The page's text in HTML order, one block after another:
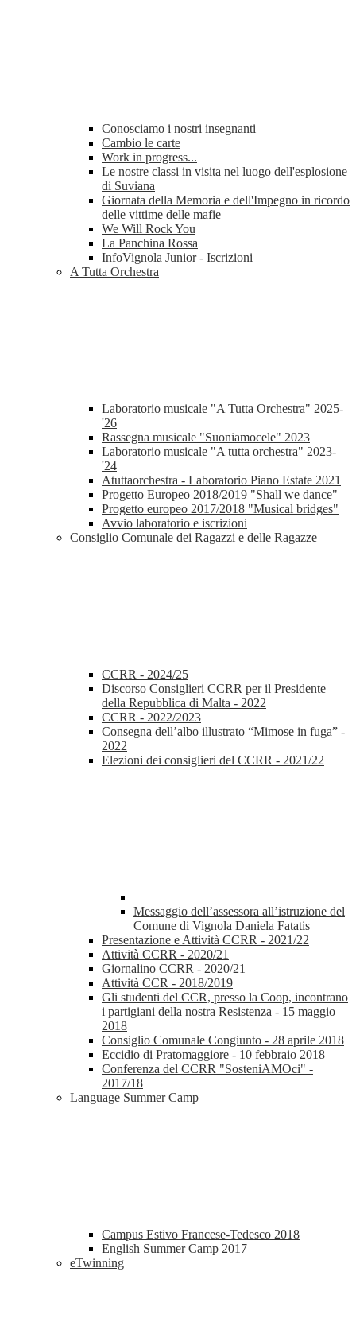
Conosciamo i nostri insegnanti
Cambio le carte
Work in progress...
Le nostre classi in visita nel luogo dell'esplosione
di Suviana
Giornata della Memoria e dell'Impegno in ricordo
delle vittime delle mafie
We Will Rock You
La Panchina Rossa
InfoVignola Junior - Iscrizioni
A Tutta Orchestra
Laboratorio musicale "A Tutta Orchestra" 2025-
'26
Rassegna musicale "Suoniamocele" 2023
Laboratorio musicale "A tutta orchestra" 2023-
'24
Atuttaorchestra - Laboratorio Piano Estate 2021
Progetto Europeo 2018/2019 "Shall we dance"
Progetto europeo 2017/2018 "Musical bridges"
Avvio laboratorio e iscrizioni
Consiglio Comunale dei Ragazzi e delle Ragazze
CCRR - 2024/25
Discorso Consiglieri CCRR per il Presidente
della Repubblica di Malta - 2022
CCRR - 2022/2023
Consegna dell’albo illustrato “Mimose in fuga” -
2022
Elezioni dei consiglieri del CCRR - 2021/22
Messaggio dell’assessora all’istruzione del
Comune di Vignola Daniela Fatatis
Presentazione e Attività CCRR - 2021/22
Attività CCRR - 2020/21
Giornalino CCRR - 2020/21
Attività CCR - 2018/2019
Gli studenti del CCR, presso la Coop, incontrano
i partigiani della nostra Resistenza - 15 maggio
2018
Consiglio Comunale Congiunto - 28 aprile 2018
Eccidio di Pratomaggiore - 10 febbraio 2018
Conferenza del CCRR "SosteniAMOci" -
2017/18
Language Summer Camp
Campus Estivo Francese-Tedesco 2018
English Summer Camp 2017
eTwinning